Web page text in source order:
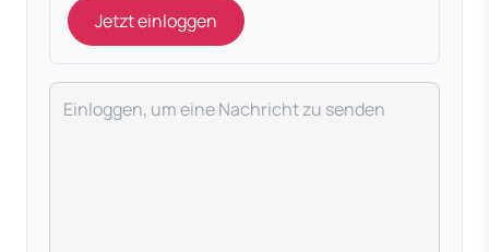
Jetzt einloggen
Deine Nachricht